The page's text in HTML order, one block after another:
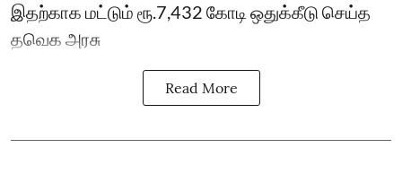
இதற்காக மட்டும் ரூ.7,432 கோடி ஒதுக்கீடு செய்த
தவெக அரசு
Read More